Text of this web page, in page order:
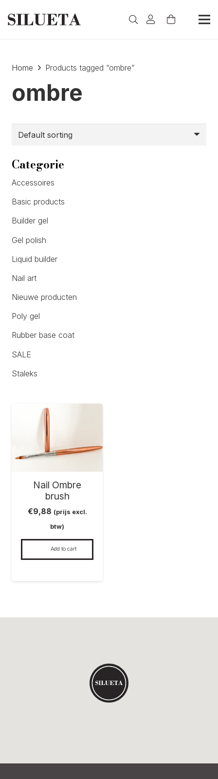
Home Products tagged “ombre”
ombre
Nail Ombre
brush
€9,88 (prijs excl.
btw)
Add to cart
Categorie
Accessoires
Basic products
Builder gel
Gel polish
Liquid builder
Nail art
Nieuwe producten
Poly gel
Rubber base coat
SALE
Staleks